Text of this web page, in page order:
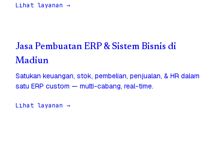
Lihat layanan →
Jasa Pembuatan ERP & Sistem Bisnis di
Madiun
Satukan keuangan, stok, pembelian, penjualan, & HR dalam
satu ERP custom — multi-cabang, real-time.
Lihat layanan →